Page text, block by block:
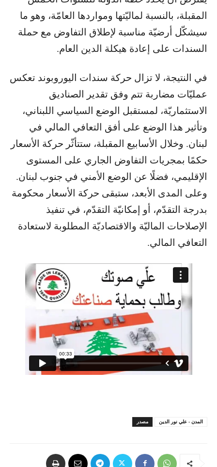
المقبلة، بالنسبة لماليّتها ومواردها العامّة، وهو ما
سيشكّل أرضيّة مناسبة لإطلاق التفاوض مع حملة
السندات على إعادة هيكلة الدين العام.
في النتيجة، لا تزال حركة سندات اليوروبوند تعكس
عمليّات مضاربة تتم وفق تقدير الصناديق
الاستثماريّة، لمستقبل الوضع السياسي اللبناني،
وتأثير هذا الوضع على أفق التعافي المالي في
لبنان. وخلال الأسابيع المقبلة، ستتأثّر حركة الأسعار
حكمًا بمجريات التفاوض الجاري على المستوى
الإقليمي، فضلًا عن الوضع الأمني في جنوب لبنان.
وعلى المدى الأبعد، ستبقى حركة الأسعار محكومة
بدرجة التقدّم، أو إمكانيّة التقدّم، في تنفيذ
الإصلاحات الماليّة والاقتصاديّة المطلوبة لاستعادة
التعافي المالي.
مصدر المدن - علي نور الدين